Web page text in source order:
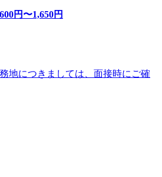
円〜1,650円
地につきましては、面接時にご確